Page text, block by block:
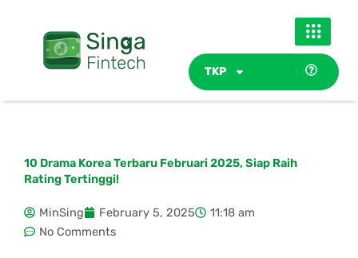
TKP
10 Drama Korea Terbaru Februari 2025, Siap Raih
Rating Tertinggi!
MinSing February 5, 2025
11:18 am
No Comments